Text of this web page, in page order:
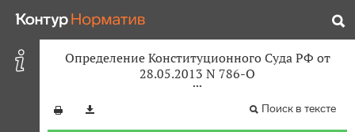
Определение Конституционного Суда РФ от
28.05.2013 N 786-О
Поиск в тексте